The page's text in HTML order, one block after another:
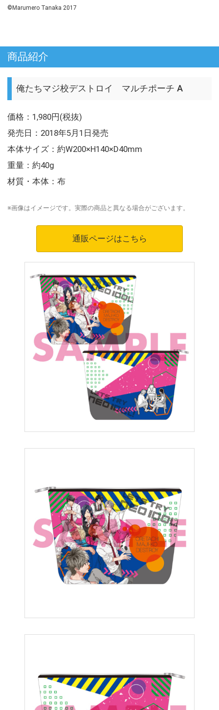
©Marumero Tanaka 2017
商品紹介
俺たちマジ校デストロイ マルチポーチ A
価格：1,980円(税抜)
発売日：2018年5月1日発売
本体サイズ：約W200×H140×D40mm
重量：約40g
材質・本体：布
※画像はイメージです。実際の商品と異なる場合がございます。
通販ページはこちら